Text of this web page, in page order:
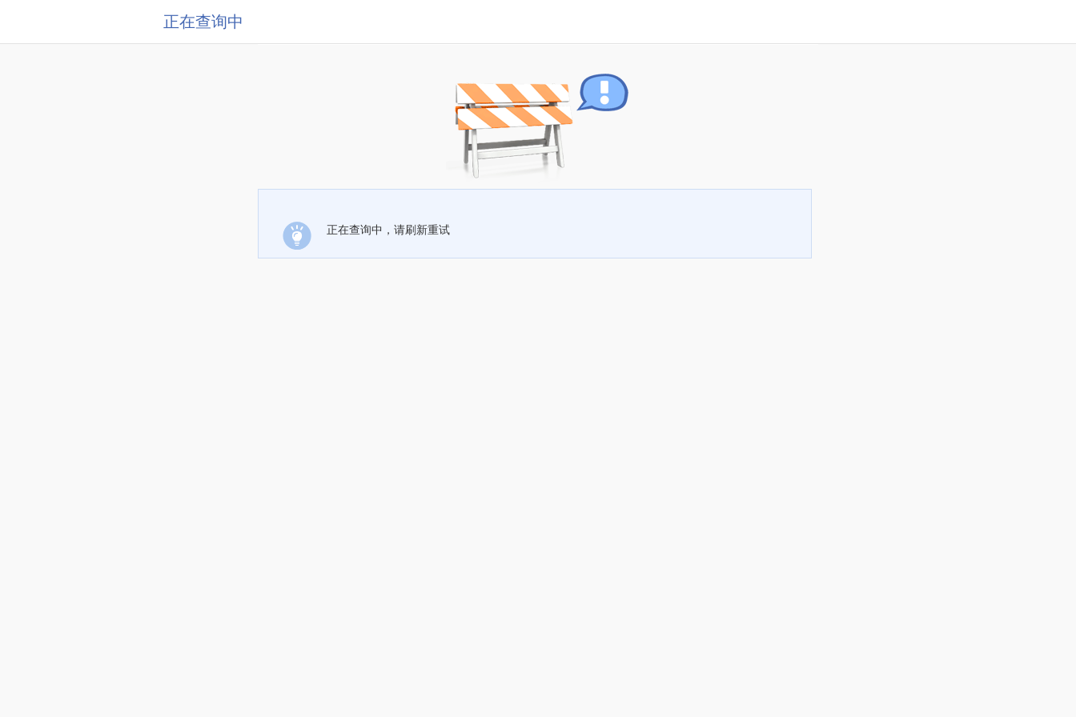
正在查询中
正在查询中，请刷新重试